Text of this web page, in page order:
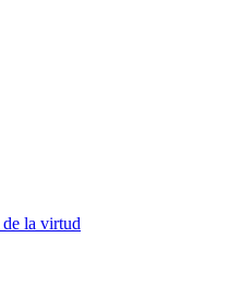
la virtud